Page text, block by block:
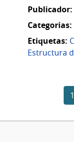
Publicador:
Categorias:
Etiquetas:
Estructura
1